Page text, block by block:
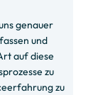
genauer
und
auf diese
zu
zu